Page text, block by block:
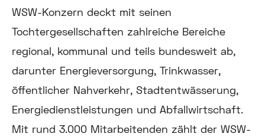
WSW-Konzern deckt mit seinen
Tochtergesellschaften zahlreiche Bereiche
regional, kommunal und teils bundesweit ab,
darunter Energieversorgung, Trinkwasser,
öffentlicher Nahverkehr, Stadtentwässerung,
Energiedienstleistungen und Abfallwirtschaft.
Mit rund 3.000 Mitarbeitenden zählt der WSW-